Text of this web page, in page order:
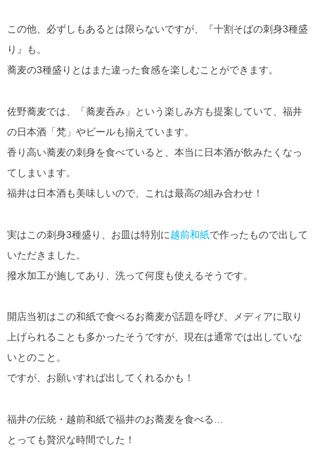
この他、必ずしもあるとは限らないですが、『十割そばの刺身3種盛
り』も。
蕎麦の3種盛りとはまた違った食感を楽しむことができます。
佐野蕎麦では、「蕎麦呑み」という楽しみ方も提案していて、福井
の日本酒「梵」やビールも揃えています。
香り高い蕎麦の刺身を食べていると、本当に日本酒が飲みたくなっ
てしまいます。
福井は日本酒も美味しいので、これは最高の組み合わせ！
実はこの刺身3種盛り、お皿は特別に越前和紙で作ったもので出して
いただきました。
撥水加工が施してあり、洗って何度も使えるそうです。
開店当初はこの和紙で食べるお蕎麦が話題を呼び、メディアに取り
上げられることも多かったそうですが、現在は通常では出していな
いとのこと。
ですが、お願いすれば出してくれるかも！
福井の伝統・越前和紙で福井のお蕎麦を食べる…
とっても贅沢な時間でした！